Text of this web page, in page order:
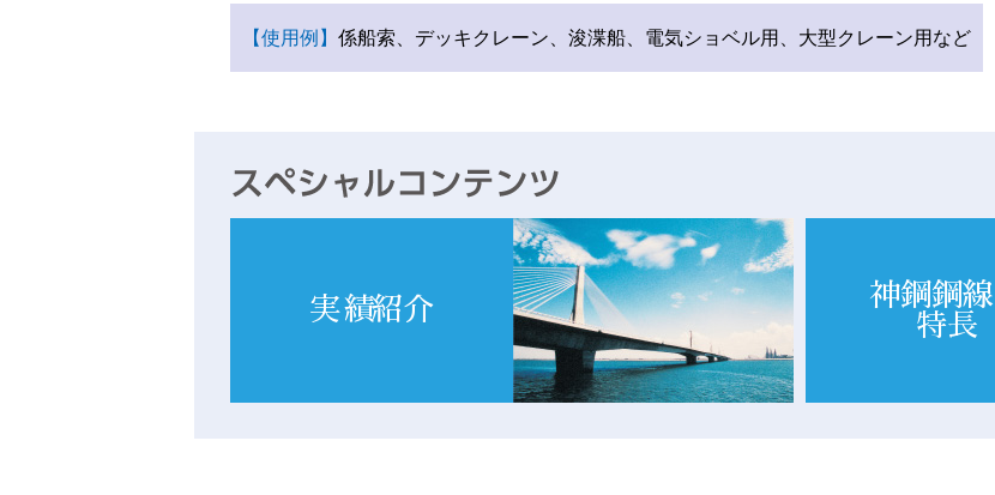
【使用例】 係船索、デッキクレーン、浚渫船、電気ショベル用、大型クレーン用など
実績紹介
神鋼鋼
特長